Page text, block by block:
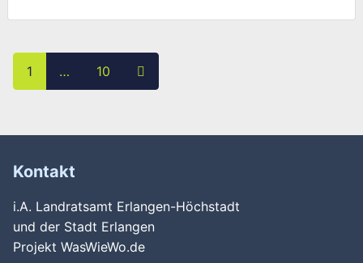
Posts navigation
1 … 10 Ältere Beiträge
Kontakt
i.A. Landratsamt Erlangen-Höchstadt
und der Stadt Erlangen
Projekt WasWieWo.de